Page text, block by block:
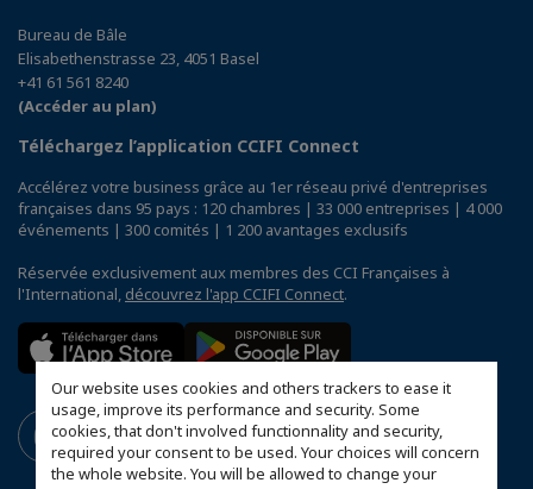
Our website uses cookies and others trackers to ease it
usage, improve its performance and security. Some
cookies, that don't involved functionnality and security,
required your consent to be used. Your choices will concern
the whole website. You will be allowed to change your
Bureau de Bâle
Elisabethenstrasse 23, 4051 Basel
+41 61 561 8240
(Accéder au plan)
Téléchargez l’application CCIFI Connect
Accélérez votre business grâce au 1er réseau privé d'entreprises
françaises dans 95 pays : 120 chambres | 33 000 entreprises | 4 000
événements | 300 comités | 1 200 avantages exclusifs
Réservée exclusivement aux membres des CCI Françaises à
l'International, découvrez l'app CCIFI Connect.